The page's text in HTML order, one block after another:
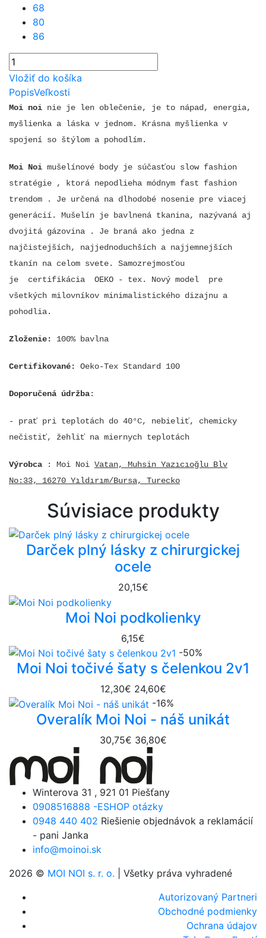
68
80
86
Vložiť do košíka
PopisVeľkosti
Moi noi nie je len oblečenie, je to nápad, energia,
myšlienka a láska v jednom. Krásna myšlienka v
spojení so štýlom a pohodlím.
Moi Noi mušelínové body je súčasťou slow fashion
stratégie , ktorá nepodlieha módnym fast fashion
trendom . Je určená na dlhodobé nosenie pre viacej
generácií. Mušelín je bavlnená tkanina, nazývaná aj
dvojitá gázovina . Je braná ako jedna z
najčistejších, najjednoduchších a najjemnejších
tkanín na celom svete. Samozrejmosťou
je
certifikácia OEKO - tex. Nový model pre
všetkých milovníkov minimalistického dizajnu a
pohodlia.
Zloženie: 100% bavlna
Certifikované: Oeko-Tex Standard 100
Doporučená údržba:
- prať pri teplotách do 40°C, nebieliť, chemicky
nečistiť, žehliť na miernych teplotách
Výrobca : Moi Noi Vatan, Muhsin Yazıcıoğlu Blv
No:33, 16270 Yıldırım/Bursa, Turecko
Súvisiace produkty
Darček plný lásky z chirurgickej
ocele
20,15€
Moi Noi podkolienky
6,15€
-50%
Moi Noi točivé šaty s čelenkou 2v1
12,30€ 24,60€
-16%
Overalík Moi Noi - náš unikát
30,75€ 36,80€
Winterova 31 , 921 01 Piešťany
0908516888 -ESHOP otázky
0948 440 402 Riešienie objednávok a reklamácií
- pani Janka
info@moinoi.sk
2026 © MOI NOI s. r. o. | Všetky práva vyhradené
Autorizovaný Partneri
Obchodné podmienky
Ochrana údajov